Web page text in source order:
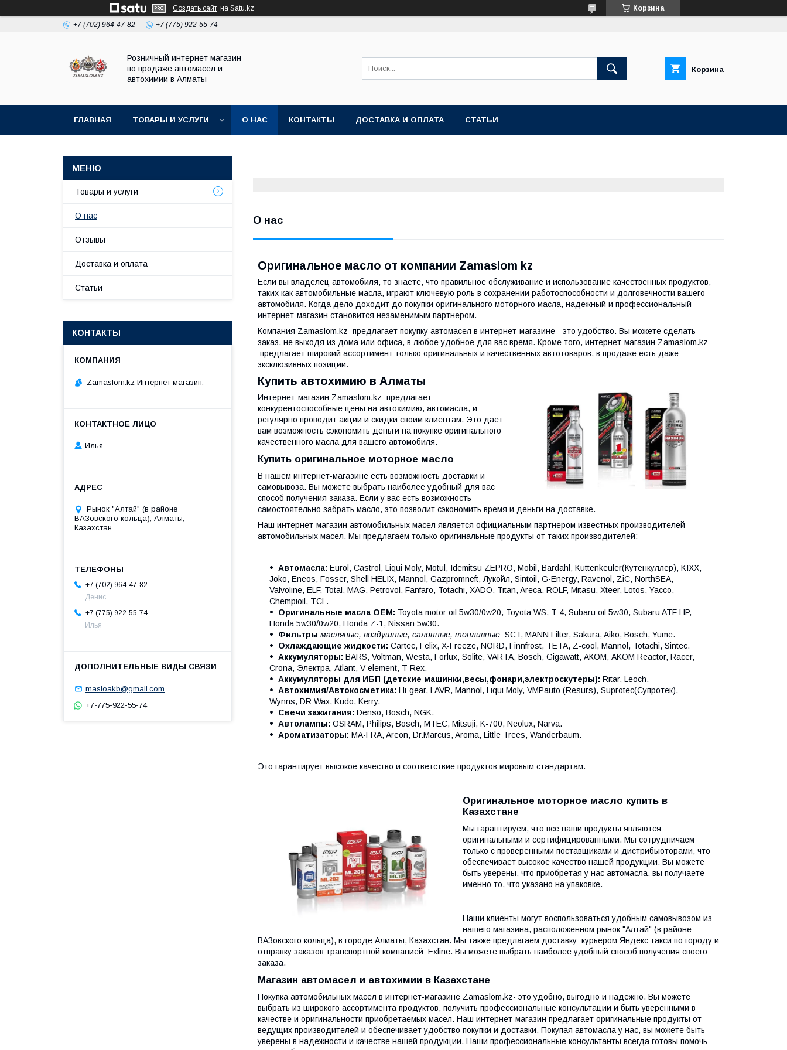
Создать сайт на Satu.kz Корзина
+7 (702) 964-47-82 +7 (775) 922-55-74
Розничный интернет магазин
по продаже автомасел и
автохимии в Алматы
Корзина
ГЛАВНАЯ ТОВАРЫ И УСЛУГИ О НАС КОНТАКТЫ ДОСТАВКА И ОПЛАТА СТАТЬИ
О нас
Оригинальное масло от компании Zamaslom kz
Если вы владелец автомобиля, то знаете, что правильное обслуживание и использование качественных продуктов,
таких как автомобильные масла, играют ключевую роль в сохранении работоспособности и долговечности вашего
автомобиля. Когда дело доходит до покупки оригинального моторного масла, надежный и профессиональный
интернет-магазин становится незаменимым партнером.
Компания Zamaslom.kz предлагает покупку автомасел в интернет-магазине - это удобство. Вы можете сделать
заказ, не выходя из дома или офиса, в любое удобное для вас время. Кроме того, интернет-магазин Zamaslom.kz
предлагает широкий ассортимент только оригинальных и качественных автотоваров, в продаже есть даже
эксклюзивных позиции.
Купить автохимию в Алматы
Интернет-магазин Zamaslom.kz предлагает
конкурентоспособные цены на автохимию, автомасла, и
регулярно проводит акции и скидки своим клиентам. Это дает
вам возможность сэкономить деньги на покупке оригинального
качественного масла для вашего автомобиля.
Купить оригинальное моторное масло
В нашем интернет-магазине есть возможность доставки и
самовывоза. Вы можете выбрать наиболее удобный для вас
способ получения заказа. Если у вас есть возможность
самостоятельно забрать масло, это позволит сэкономить время и деньги на доставке.
Наш интернет-магазин автомобильных масел является официальным партнером известных производителей
автомобильных масел. Мы предлагаем только оригинальные продукты от таких производителей:
Автомасла: Eurol, Castrol, Liqui Moly, Motul, Idemitsu ZEPRO, Mobil, Bardahl, Kuttenkeuler(Кутенкуллер), KIXX,
Joko, Eneos, Fosser, Shell HELIX, Mannol, Gazpromneft, Лукойл, Sintoil, G-Energy, Ravenol, ZiC, NorthSEA,
Valvoline, ELF, Total, MAG, Petrovol, Fanfaro, Totachi, XADO, Titan, Areca, ROLF, Mitasu, Xteer, Lotos, Yacco,
Chempioil, TCL.
Оригинальные масла ОЕМ: Toyota motor oil 5w30/0w20, Toyota WS, T-4, Subaru oil 5w30, Subaru ATF HP,
Honda 5w30/0w20, Honda Z-1, Nissan 5w30.
Фильтры масляные, воздушные, салонные, топливные: SCT, MANN Filter, Sakura, Aiko, Bosch, Yume.
Охлаждающие жидкости: Cartec, Felix, X-Freeze, NORD, Finnfrost, TETA, Z-cool, Mannol, Totachi, Sintec.
Аккумуляторы: BARS, Voltman, Westa, Forlux, Solite, VARTA, Bosch, Gigawatt, АКОМ, AKOM Reactor, Racer,
Crona, Электра, Atlant, V element, T-Rex.
Аккумуляторы для ИБП (детские машинки,весы,фонари,электроскутеры): Ritar, Leoch.
Автохимия/Автокосметика: Hi-gear, LAVR, Mannol, Liqui Moly, VMPauto (Resurs), Suprotec(Супротек),
Wynns, DR Wax, Kudo, Kerry.
Свечи зажигания: Denso, Bosch, NGK.
Автолампы: OSRAM, Philips, Bosch, MTEC, Mitsuji, K-700, Neolux, Narva.
Ароматизаторы: MA-FRA, Areon, Dr.Marcus, Aroma, Little Trees, Wanderbaum.
Это гарантирует высокое качество и соответствие продуктов мировым стандартам.
Оригинальное моторное масло купить в
Казахстане
Мы гарантируем, что все наши продукты являются
оригинальными и сертифицированными. Мы сотрудничаем
только с проверенными поставщиками и дистрибьюторами, что
обеспечивает высокое качество нашей продукции. Вы можете
быть уверены, что приобретая у нас автомасла, вы получаете
именно то, что указано на упаковке.
Наши клиенты могут воспользоваться удобным самовывозом из
нашего магазина, расположенном рынок "Алтай" (в районе
ВАЗовского кольца), в городе Алматы, Казахстан. Мы также предлагаем доставку курьером Яндекс такси по городу и
отправку заказов транспортной компанией Exline. Вы можете выбрать наиболее удобный способ получения своего
заказа.
Магазин автомасел и автохимии в Казахстане
Покупка автомобильных масел в интернет-магазине Zamaslom.kz- это удобно, выгодно и надежно. Вы можете
выбрать из широкого ассортимента продуктов, получить профессиональные консультации и быть уверенными в
качестве и оригинальности приобретаемых масел. Наш интернет-магазин предлагает оригинальные продукты от
ведущих производителей и обеспечивает удобство покупки и доставки. Покупая автомасла у нас, вы можете быть
уверены в надежности и качестве нашей продукции. Наши профессиональные консультанты всегда готовы помочь
Товары и услуги
О нас
Отзывы
Доставка и оплата
Статьи
КОНТАКТЫ
Zamaslom.kz Интернет магазин.
Илья
Рынок "Алтай" (в районе
ВАЗовского кольца), Алматы,
Казахстан
+7 (702) 964-47-82
Денис
+7 (775) 922-55-74
Илья
masloakb@gmail.com
+7-775-922-55-74